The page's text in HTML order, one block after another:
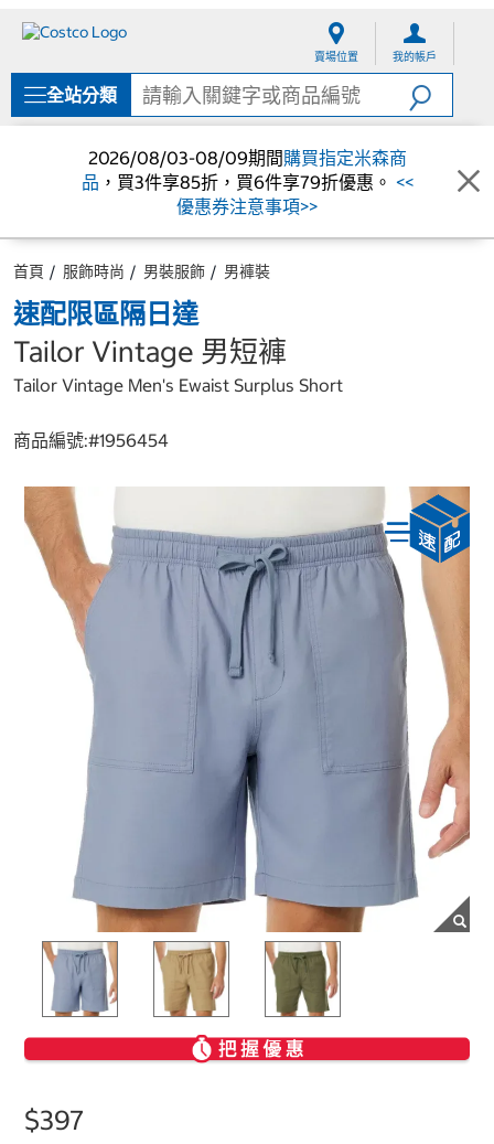
單
賣場位置 我的帳戶
全站分類
2026/08/03-08/09期間購買指定米森商
品 ，買3件享85折，買6件享79折優惠。 <<
優惠券注意事項>>
首頁 服飾時尚 男裝服飾 男褲裝
速配限區隔日達
Tailor Vintage 男短褲
Tailor Vintage Men's Ewaist Surplus Short
商品編號:#1956454
$397